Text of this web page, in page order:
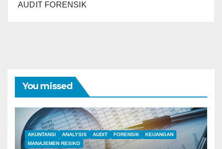
AUDIT FORENSIK
You missed
AKUNTANSI ANALYSIS AUDIT FORENSIK
KEUANGAN
MANAJEMEN RESIKO